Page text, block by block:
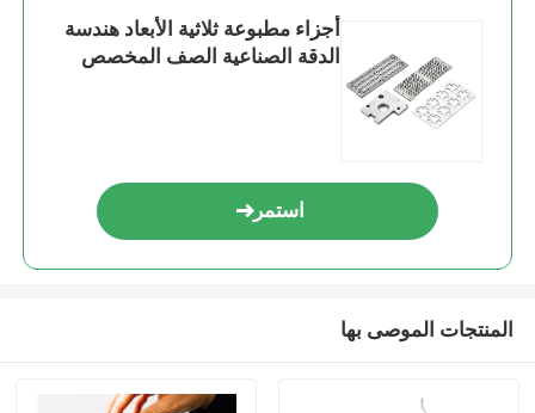
أجزاء مطبوعة ثلاثية الأبعاد هندسة
الدقة الصناعية الصف المخصص
استمر
المنتجات الموصى بها